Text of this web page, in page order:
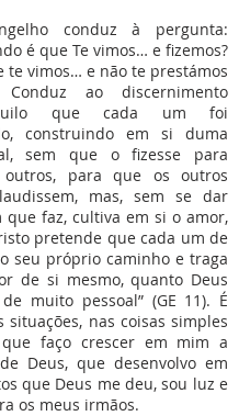
conduz à pergunta:
é que Te vimos… e fizemos?
te vimos… e não te prestámos
Conduz ao discernimento
que cada um foi
construindo em si duma
sem que o fizesse para
para que os outros
mas, sem se dar
que faz, cultiva em si o amor,
pretende que cada um de
seu próprio caminho e traga
de si mesmo, quanto Deus
muito pessoal” (GE 11). É
situações, nas coisas simples
faço crescer em mim a
Deus, que desenvolvo em
que Deus me deu, sou luz e
os meus irmãos.